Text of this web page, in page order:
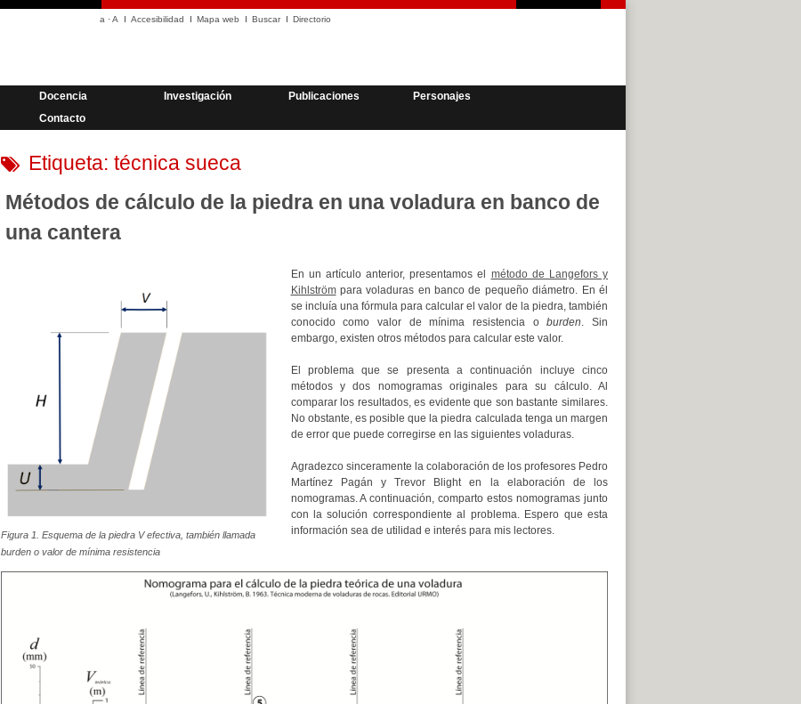
a ·A Accesibilidad Mapa web Buscar Directorio
Docencia Investigación Publicaciones
Personajes
Contacto
Etiqueta: técnica sueca
Métodos de cálculo de la piedra en una voladura en banco de
una cantera
Figura 1. Esquema de la piedra Vefectiva, también llamada
burdeno valor de mínima resistencia
En un artículo anterior, presentamos el método de Langefors y
Kihlströmpara voladuras en banco de pequeño diámetro. En él
se incluía una fórmula para calcular el valor de la piedra, también
conocido como valor de mínima resistencia oburden. Sin
embargo, existen otros métodos para calcular este valor.
El problema que se presenta a continuación incluye cinco
métodos y dos nomogramas originales para su cálculo. Al
comparar los resultados, es evidente que son bastante similares.
No obstante, es posible que la piedra calculada tenga un margen
de error que puede corregirse en las siguientes voladuras.
Agradezco sinceramente la colaboración de los profesores Pedro
Martínez Pagán y Trevor Blight en la elaboración de los
nomogramas. A continuación, comparto estos nomogramas junto
con la solución correspondiente al problema. Espero que esta
información sea de utilidad e interés para mis lectores.